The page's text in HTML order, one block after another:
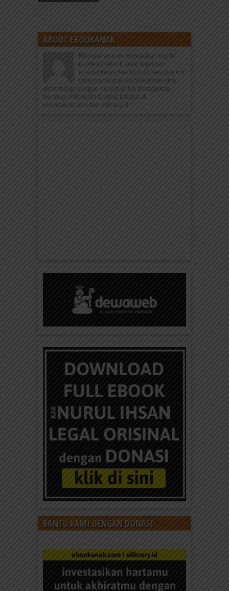
ABOUT EBOOKANAK
Ebookanak.com merupakan media
publikasi ebook anak legal dan
orisinal karya Kak Nurul Ihsan dan tim
yang dapat diakses free online dan
didownload dengan donasi untuk memajukan
Gerakan Indonesia Cerdas Literasi di
ebookanak.com dan elibrary.id.
BANTU KAMI DENGAN DONASI